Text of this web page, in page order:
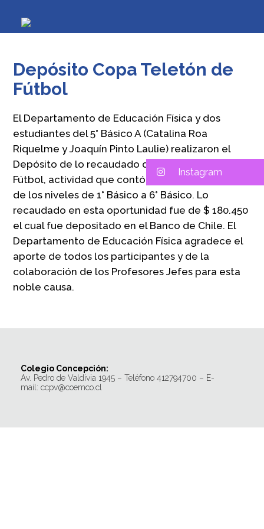
Depósito Copa Teletón de
Fútbol
El Departamento de Educación Física y dos
estudiantes del 5° Básico A (Catalina Roa
Riquelme y Joaquín Pinto Laulie) realizaron el
Depósito de lo recaudado de la Copa Teletón de
Fútbol, actividad que contó con la participación
de los niveles de 1° Básico a 6° Básico. Lo
recaudado en esta oportunidad fue de $ 180.450
el cual fue depositado en el Banco de Chile. El
Departamento de Educación Física agradece el
aporte de todos los participantes y de la
colaboración de los Profesores Jefes para esta
noble causa.
Colegio Concepción:
Av. Pedro de Valdivia 1945 – Teléfono 412794700 – E-
mail: ccpv@coemco.cl
Instagram